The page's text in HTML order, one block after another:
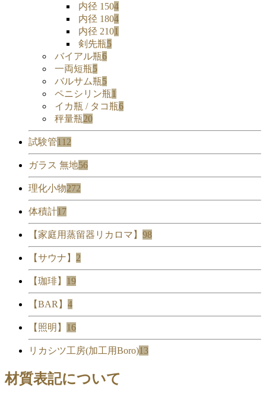
内径 1504
内径 1804
内径 2101
剣先瓶5
バイアル瓶6
一両短瓶5
バルサム瓶5
ペニシリン瓶1
イカ瓶 / タコ瓶6
秤量瓶20
試験管112
ガラス 無地56
理化小物272
体積計17
【家庭用蒸留器リカロマ】 98
【サウナ】 2
【珈琲】 19
【BAR】 4
【照明】 16
リカシツ工房(加工用Boro)13
材質表記について